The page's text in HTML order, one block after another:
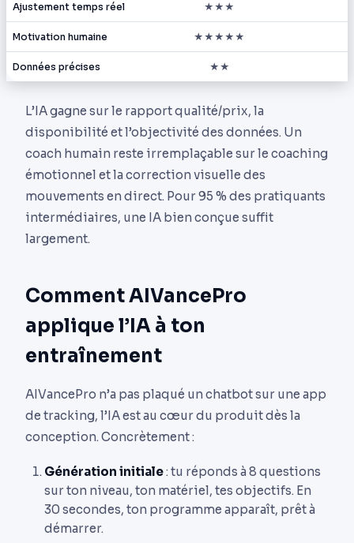
Ajustement temps réel ★★★
Motivation humaine ★★★★★
Données précises ★★
L’IA gagne sur le rapport qualité/prix, la
disponibilité et l’objectivité des données. Un
coach humain reste irremplaçable sur le coaching
émotionnel et la correction visuelle des
mouvements en direct. Pour 95 % des pratiquants
intermédiaires, une IA bien conçue suffit
largement.
Comment AIVancePro
applique l’IA à ton
entraînement
AIVancePro n’a pas plaqué un chatbot sur une app
de tracking, l’IA est au cœur du produit dès la
conception. Concrètement :
Génération initiale: tu réponds à 8 questions
sur ton niveau, ton matériel, tes objectifs. En
30 secondes, ton programme apparaît, prêt à
démarrer.